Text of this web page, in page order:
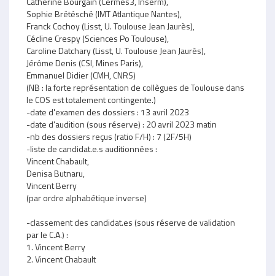
Sophie Brétésché (IMT Atlantique Nantes),
Franck Cochoy (Lisst, U. Toulouse Jean Jaurès),
Cécline Crespy (Sciences Po Toulouse),
Caroline Datchary (Lisst, U. Toulouse Jean Jaurès),
Jérôme Denis (CSI, Mines Paris),
Emmanuel Didier (CMH, CNRS)
(NB : la forte représentation de collègues de Toulouse dans
le COS est totalement contingente.)
-date d'examen des dossiers : 13 avril 2023
-date d'audition (sous réserve) : 20 avril 2023 matin
-nb des dossiers reçus (ratio F/H) : 7 (2F/5H)
-liste de candidat.e.s auditionnées :
Vincent Chabault,
Denisa Butnaru,
Vincent Berry
(par ordre alphabétique inverse)
-classement des candidat.es (sous réserve de validation
par le C.A.) :
1. Vincent Berry
2. Vincent Chabault